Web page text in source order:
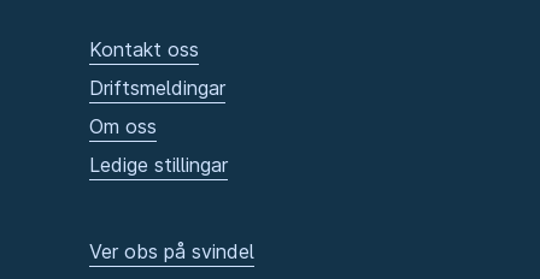
Kontakt oss
Driftsmeldingar
Om oss
Ledige stillingar
Ver obs på svindel